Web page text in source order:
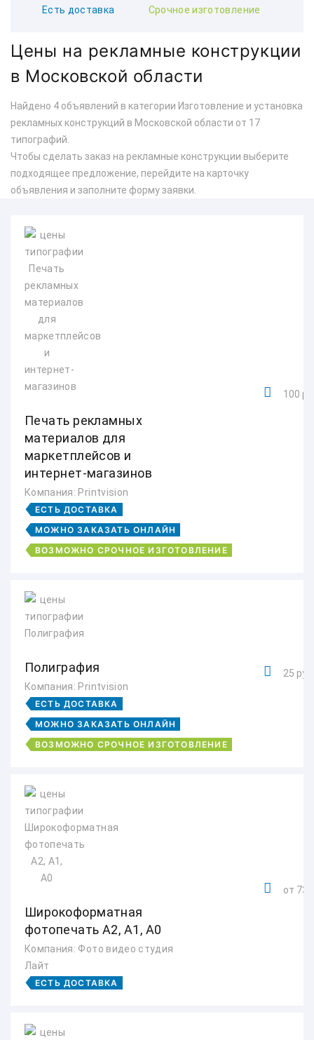
Есть доставка Срочное изготовление
Цены на рекламные конструкции
в Московской области
Найдено 4 объявлений в категории Изготовление и установка
рекламных конструкций в Московской области от 17
типографий.
Чтобы сделать заказ на рекламные конструкции выберите
подходящее предложение, перейдите на карточку
объявления и заполните форму заявки.
Печать рекламных
материалов для
маркетплейсов и
интернет-магазинов
Компания: Printvision
ЕСТЬ ДОСТАВКА
МОЖНО ЗАКАЗАТЬ ОНЛАЙН
ВОЗМОЖНО СРОЧНОЕ ИЗГОТОВЛЕНИЕ
100
Полиграфия
Компания: Printvision
ЕСТЬ ДОСТАВКА
МОЖНО ЗАКАЗАТЬ ОНЛАЙН
ВОЗМОЖНО СРОЧНОЕ ИЗГОТОВЛЕНИЕ
25 руб.
Широкоформатная
фотопечать А2, А1, А0
Компания: Фото видео студия
Лайт
ЕСТЬ ДОСТАВКА
от